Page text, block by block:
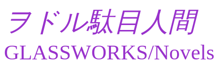
ヲドル駄目人間
GLASSWORKS/Novels